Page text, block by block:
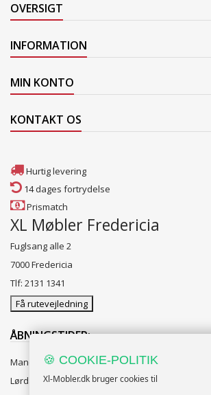
OVERSIGT
INFORMATION
MIN KONTO
KONTAKT OS
Hurtig levering
14 dages fortrydelse
Prismatch
XL Møbler Fredericia
Fuglsang alle 2
7000 Fredericia
Tlf: 2131 1341
Få rutevejledning
ÅBNINGSTIDER:
Mandag til Fredag 10:00 til 18:00
Lørdag og Søndag 10:00 til 16:00
🍪 COOKIE-POLITIK
Xl-Mobler.dk bruger cookies til